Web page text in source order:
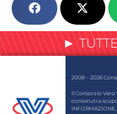
►
2008 – 2026
Il Consorzio
contenuti a scopo